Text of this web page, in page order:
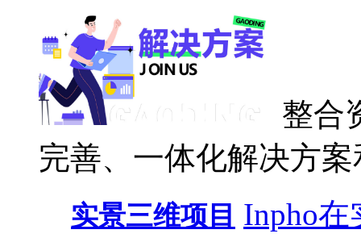
整合
完善、一体化解决方
实景三维项目 Inpho